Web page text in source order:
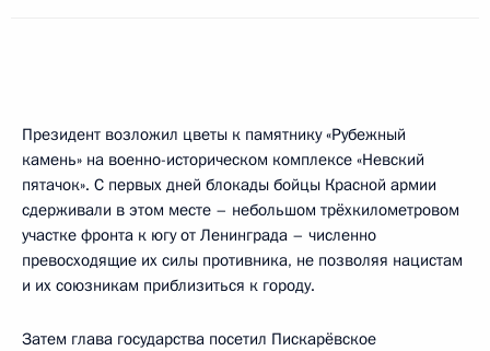
Президент возложил цветы к памятнику «Рубежный
камень» на военно-историческом комплексе «Невский
пятачок». С первых дней блокады бойцы Красной армии
сдерживали в этом месте – небольшом трёхкилометровом
участке фронта к югу от Ленинграда – численно
превосходящие их силы противника, не позволяя нацистам
и их союзникам приблизиться к городу.
Затем глава государства посетил Пискарёвское